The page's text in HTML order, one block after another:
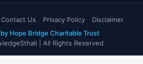
Contact Us Privacy Policy
Disclaimer
Hope Bridge Charitable Trust
| All Rights Reserved